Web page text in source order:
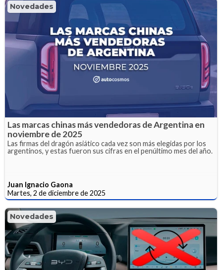
Novedades
Las marcas chinas más vendedoras de Argentina en
noviembre de 2025
Las firmas del dragón asiático cada vez son más elegidas por los
argentinos, y estas fueron sus cifras en el penúltimo mes del año.
Juan Ignacio Gaona
Martes, 2 de diciembre de 2025
Novedades